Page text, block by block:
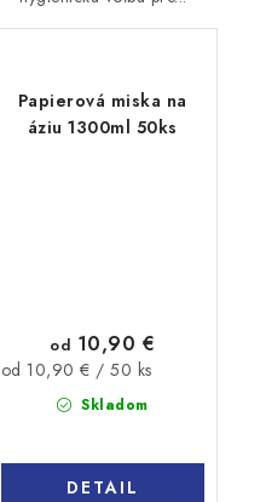
Papierová miska na
áziu 1300ml 50ks
Skladom
od 10,90 €
Jednotková
od 10,90 € / 50 ks
DETAIL